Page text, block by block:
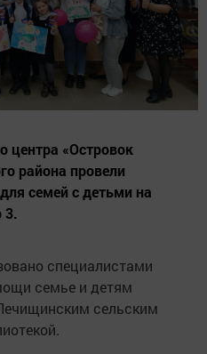
центра «Островок
района провели
семей с детьми на
3.
специалистами
семье и детям
сельским